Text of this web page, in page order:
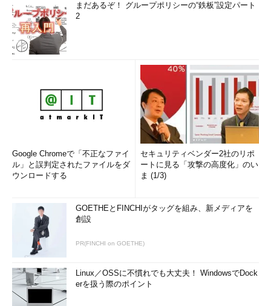
まだあるぞ！ グループポリシーの“鉄板”設定パート
2
Google Chromeで「不正なファイ
ル」と誤判定されたファイルをダ
ウンロードする
セキュリティベンダー2社のリポ
ートに見る「攻撃の高度化」のい
ま (1/3)
GOETHEとFINCHIがタッグを組み、新メディアを
創設
PR(FINCHI on GOETHE)
Linux／OSSに不慣れでも大丈夫！ WindowsでDock
erを扱う際のポイント